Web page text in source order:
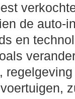
de auto-
en